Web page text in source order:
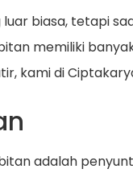
biasa, tetapi
memiliki
kami di
adalah